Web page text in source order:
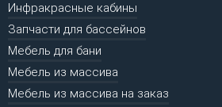
Инфракрасные кабины
Запчасти для бассейнов
Мебель для бани
Мебель из массива
Мебель из массива на заказ